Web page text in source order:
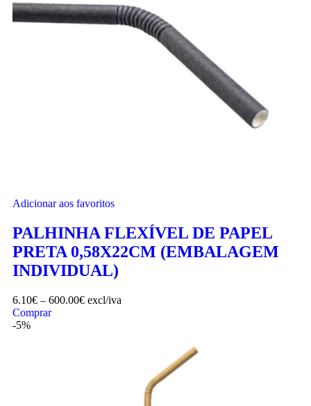
Adicionar aos favoritos
PALHINHA FLEXÍVEL DE PAPEL
PRETA 0,58X22CM (EMBALAGEM
INDIVIDUAL)
6.10€ – 600.00€ excl/iva
Comprar
-5%